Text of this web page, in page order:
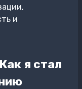
и
я стал